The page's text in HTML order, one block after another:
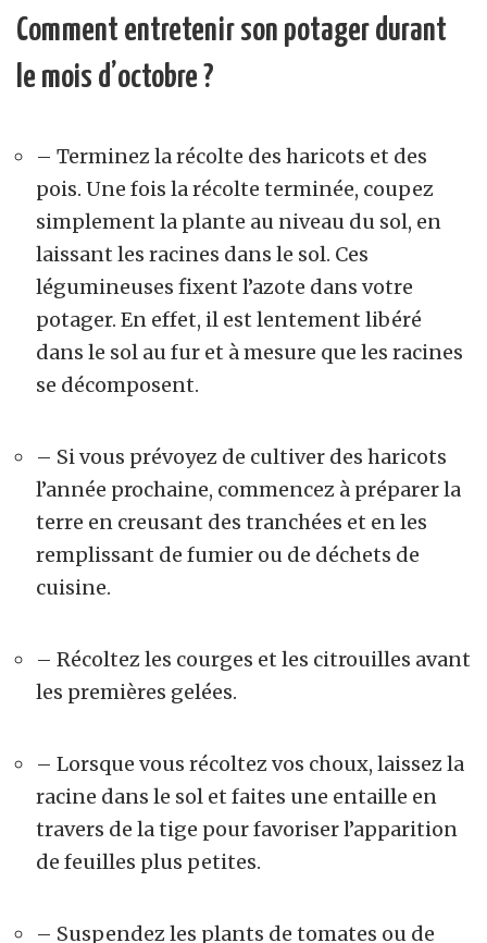
Comment entretenir son potager durant
le mois d’octobre ?
– Terminez la récolte des haricots et des
pois. Une fois la récolte terminée, coupez
simplement la plante au niveau du sol, en
laissant les racines dans le sol. Ces
légumineuses fixent l’azote dans votre
potager. En effet, il est lentement libéré
dans le sol au fur et à mesure que les racines
se décomposent.
– Si vous prévoyez de cultiver des haricots
l’année prochaine, commencez à préparer la
terre en creusant des tranchées et en les
remplissant de fumier ou de déchets de
cuisine.
– Récoltez les courges et les citrouilles avant
les premières gelées.
– Lorsque vous récoltez vos choux, laissez la
racine dans le sol et faites une entaille en
travers de la tige pour favoriser l’apparition
de feuilles plus petites.
– Suspendez les plants de tomates ou de